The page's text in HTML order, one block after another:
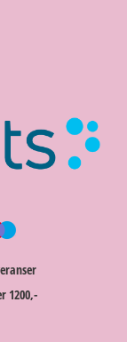
1200,-